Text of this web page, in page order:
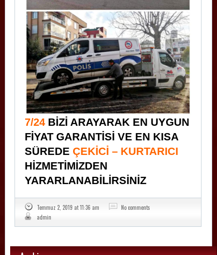
7/24BİZİ ARAYARAK EN UYGUN
FİYAT GARANTİSİ VE EN KISA
SÜREDE ÇEKİCİ – KURTARICI
HİZMETİMİZDEN
YARARLANABİLİRSİNİZ
Temmuz 2, 2019 at 11:36 am
No comments
admin